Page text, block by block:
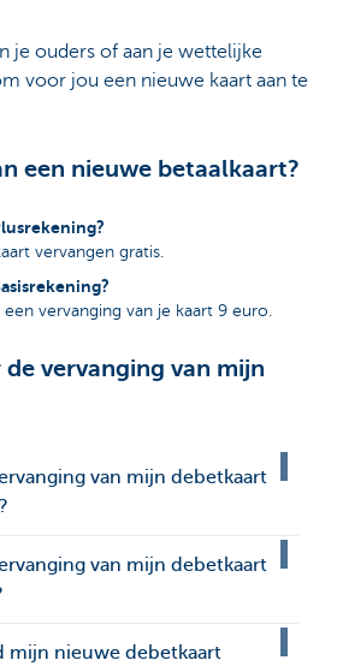
je ouders of aan je wettelijke
voor jou een nieuwe kaart aan te
een nieuwe betaalkaart?
vervangen gratis.
vervanging van je kaart 9 euro.
vervanging van mijn
van mijn debetkaart
van mijn debetkaart
mijn nieuwe debetkaart